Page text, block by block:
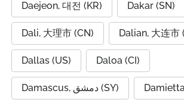
Daejeon, 대전 (KR) Dakar (SN)
Dali, 大理市 (CN) Dalian, 大连市
Dallas (US) Daloa (CI)
Damascus, دمشق (SY)